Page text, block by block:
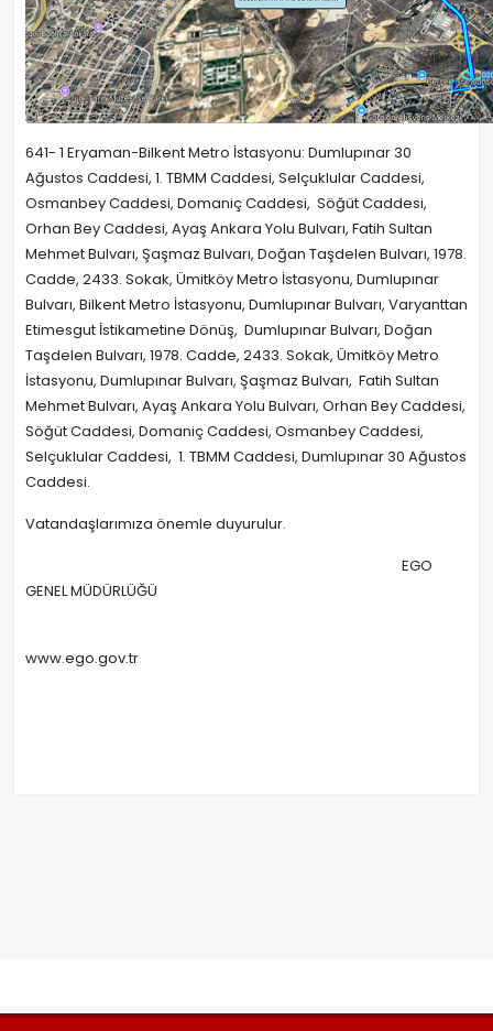
641- 1 Eryaman-Bilkent Metro İstasyonu: Dumlupınar 30
Ağustos Caddesi, 1. TBMM Caddesi, Selçuklular Caddesi,
Osmanbey Caddesi, Domaniç Caddesi, Söğüt Caddesi,
Orhan Bey Caddesi, Ayaş Ankara Yolu Bulvarı, Fatih Sultan
Mehmet Bulvarı, Şaşmaz Bulvarı, Doğan Taşdelen Bulvarı, 1978.
Cadde, 2433. Sokak, Ümitköy Metro İstasyonu, Dumlupınar
Bulvarı, Bilkent Metro İstasyonu, Dumlupınar Bulvarı, Varyanttan
Etimesgut İstikametine Dönüş, Dumlupınar Bulvarı, Doğan
Taşdelen Bulvarı, 1978. Cadde, 2433. Sokak, Ümitköy Metro
İstasyonu, Dumlupınar Bulvarı, Şaşmaz Bulvarı, Fatih Sultan
Mehmet Bulvarı, Ayaş Ankara Yolu Bulvarı, Orhan Bey Caddesi,
Söğüt Caddesi, Domaniç Caddesi, Osmanbey Caddesi,
Selçuklular Caddesi, 1. TBMM Caddesi, Dumlupınar 30 Ağustos
Caddesi.
Vatandaşlarımıza önemle duyurulur.
EGO
GENEL MÜDÜRLÜĞÜ
www.ego.gov.tr